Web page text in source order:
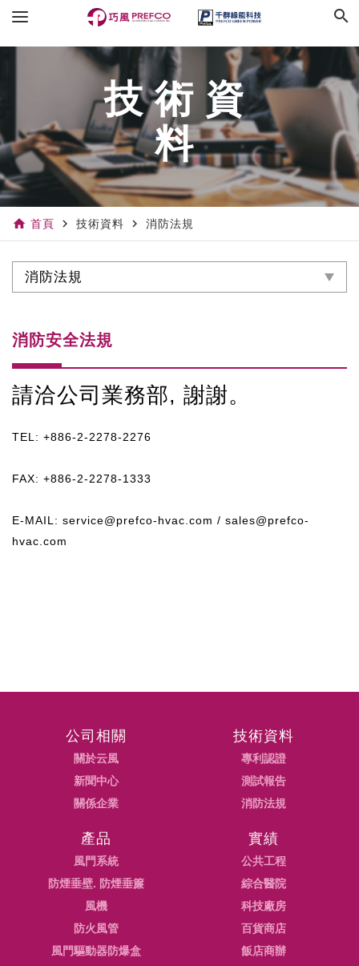
search
技術資
料
home 首頁 navigate_next 技術資料 navigate_next 消防法規
消防法規
消防安全法規
請洽公司業務部, 謝謝。
TEL: +886-2-2278-2276
FAX: +886-2-2278-1333
E-MAIL: service@prefco-hvac.com / sales@prefco-
hvac.com
公司相關
關於云風
新聞中心
關係企業
技術資料
專利認證
測試報告
消防法規
產品
風門系統
防煙垂壁. 防煙垂簾
風機
防火風管
風門驅動器防爆盒
實績
公共工程
綜合醫院
科技廠房
百貨商店
飯店商辦